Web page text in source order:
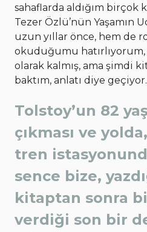
sahaflarda aldığım birçok
Tezer Özlü’nün Yaşamın
uzun yıllar önce, hem de
okuduğumu hatırlıyorum,
olarak kalmış, ama şimdi
baktım, anlatı diye geçiyor.
Tolstoy’un 82
çıkması ve
tren
sence bize,
kitaptan sonra
verdiği son bir